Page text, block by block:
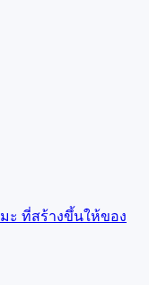
ะ ที่สร้างขึ้นให้ของ